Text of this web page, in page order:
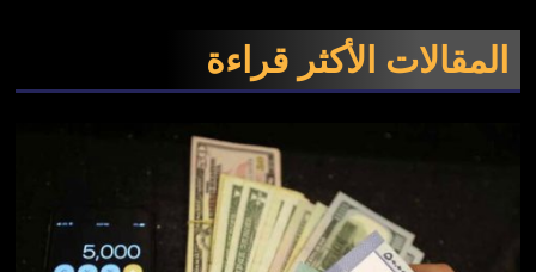
المقالات الأكثر قراءة